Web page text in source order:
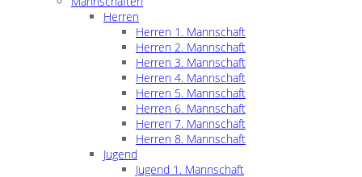
Herren
Herren 1. Mannschaft
Herren 2. Mannschaft
Herren 3. Mannschaft
Herren 4. Mannschaft
Herren 5. Mannschaft
Herren 6. Mannschaft
Herren 7. Mannschaft
Herren 8. Mannschaft
Jugend
Jugend 1. Mannschaft